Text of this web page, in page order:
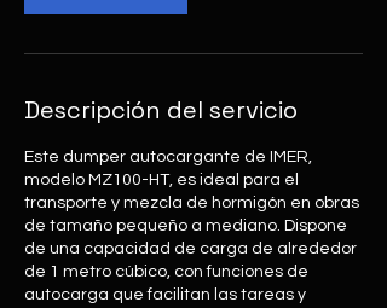
Descripción del servicio
Este dumper autocargante de IMER,
modelo MZ100-HT, es ideal para el
transporte y mezcla de hormigón en obras
de tamaño pequeño a mediano. Dispone
de una capacidad de carga de alrededor
de 1 metro cúbico, con funciones de
autocarga que facilitan las tareas y